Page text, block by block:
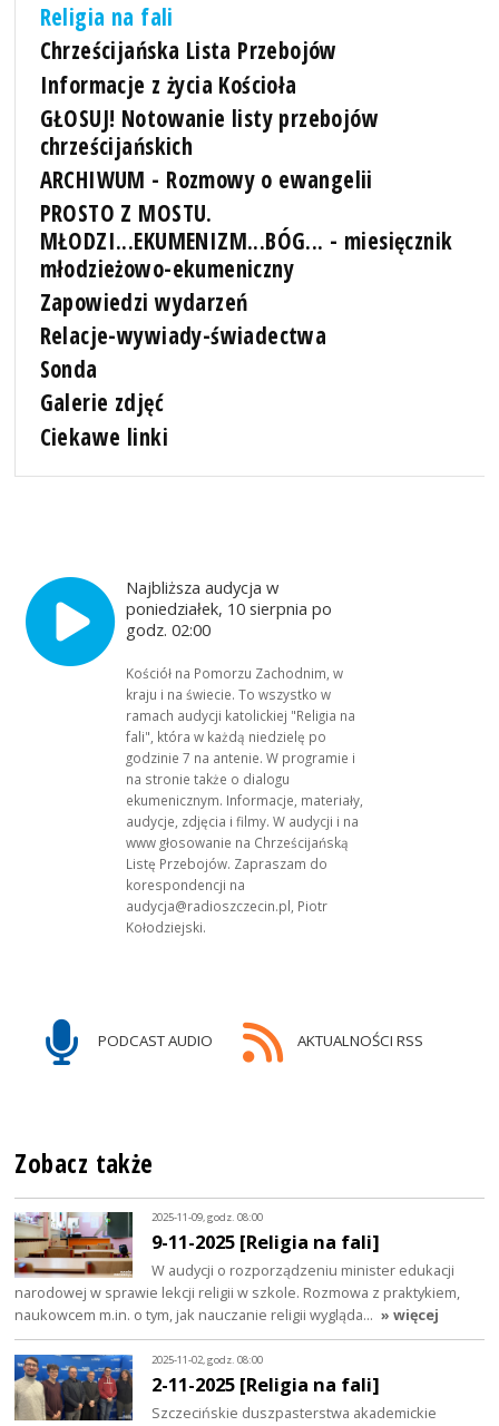
Religia na fali
Chrześcijańska Lista Przebojów
Informacje z życia Kościoła
GŁOSUJ! Notowanie listy przebojów
chrześcijańskich
ARCHIWUM - Rozmowy o ewangelii
PROSTO Z MOSTU.
MŁODZI...EKUMENIZM...BÓG... - miesięcznik
młodzieżowo-ekumeniczny
Zapowiedzi wydarzeń
Relacje-wywiady-świadectwa
Sonda
Galerie zdjęć
Ciekawe linki
Najbliższa audycja w
poniedziałek, 10 sierpnia po
godz. 02:00
Kościół na Pomorzu Zachodnim, w
kraju i na świecie. To wszystko w
ramach audycji katolickiej "Religia na
fali", która w każdą niedzielę po
godzinie 7 na antenie. W programie i
na stronie także o dialogu
ekumenicznym. Informacje, materiały,
audycje, zdjęcia i filmy. W audycji i na
www głosowanie na Chrześcijańską
Listę Przebojów. Zapraszam do
korespondencji na
audycja@radioszczecin.pl, Piotr
Kołodziejski.
PODCAST AUDIO AKTUALNOŚCI RSS
Zobacz także
2025-11-09, godz. 08:00
9-11-2025 [Religia na fali]
W audycji o rozporządzeniu minister edukacji
narodowej w sprawie lekcji religii w szkole. Rozmowa z praktykiem,
naukowcem m.in. o tym, jak nauczanie religii wygląda… » więcej
2025-11-02, godz. 08:00
2-11-2025 [Religia na fali]
Szczecińskie duszpasterstwa akademickie